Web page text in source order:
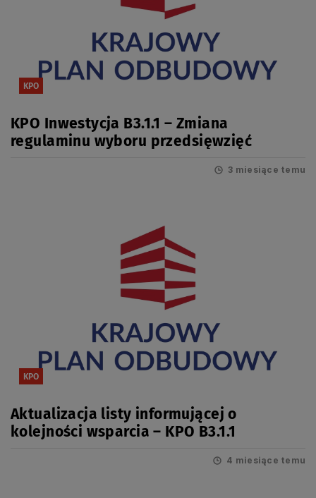
KPO
KPO Inwestycja B3.1.1 – Zmiana
regulaminu wyboru przedsięwzięć
3 miesiące temu
KPO
Aktualizacja listy informującej o
kolejności wsparcia – KPO B3.1.1
4 miesiące temu